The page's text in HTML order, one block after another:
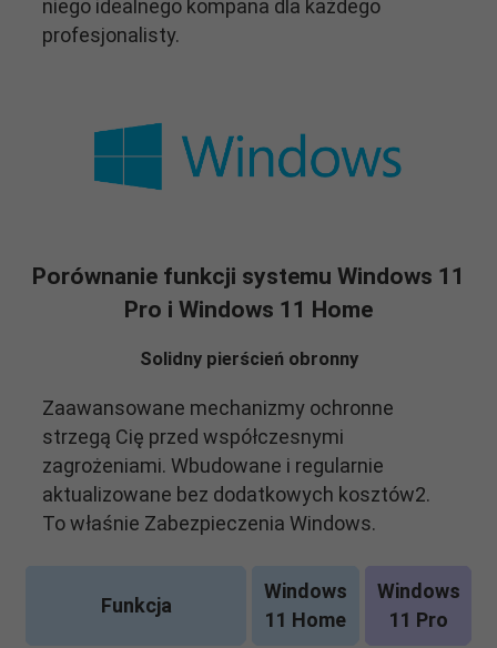
niego idealnego kompana dla każdego
profesjonalisty.
Porównanie funkcji systemu Windows 11
Pro i Windows 11 Home
Solidny pierścień obronny
Zaawansowane mechanizmy ochronne
strzegą Cię przed współczesnymi
zagrożeniami. Wbudowane i regularnie
aktualizowane bez dodatkowych kosztów2.
To właśnie Zabezpieczenia Windows.
Funkcja
Windows
11 Home
Windows
11 Pro